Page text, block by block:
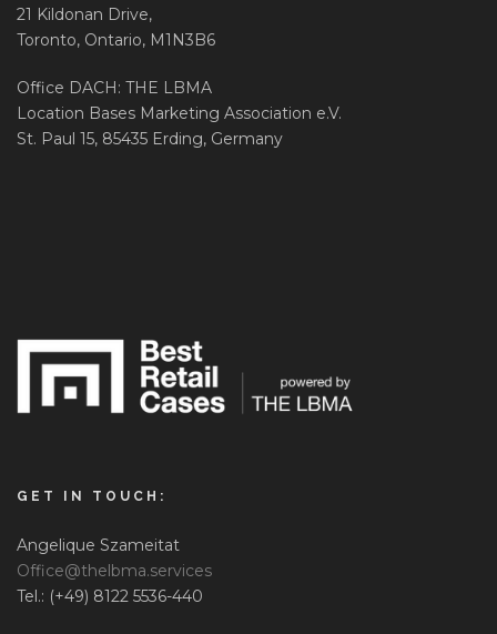
21 Kildonan Drive,
Toronto, Ontario, M1N3B6
Office DACH: THE LBMA
Location Bases Marketing Association e.V.
St. Paul 15, 85435 Erding, Germany
GET IN TOUCH:
Angelique Szameitat
Office@thelbma.services
Tel.: (+49) 8122 5536-440